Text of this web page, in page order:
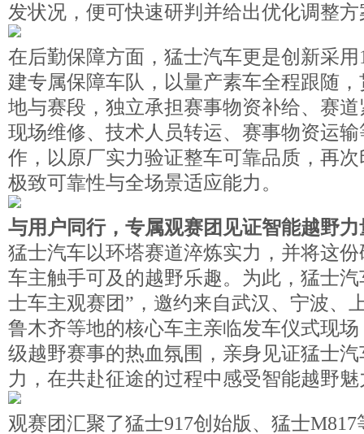
发状况，便可快速研判并给出优化调整方
在后勤保障方面，猛士汽车更是创新采用
建专属保障车队，以量产素车全程跟随
地与赛段，独立承担赛事物资补给、赛
现场维修、技术人员转运、赛事物资运
作，以原厂实力验证整车可靠品质，再
极致可靠性与全场景适应能力。
与用户同行，专属观赛团见证智能越野力
猛士汽车以环塔赛道淬炼实力，并将这
车主触手可及的越野乐趣。为此，猛士
士车主观赛团”，邀约来自武汉、宁波、
鲁木齐等地的核心车主亲临发车仪式现
级越野赛事的热血氛围，亲身见证猛士
力，在共赴征途的过程中感受智能越野魅
观赛团汇聚了猛士917创始版、猛士